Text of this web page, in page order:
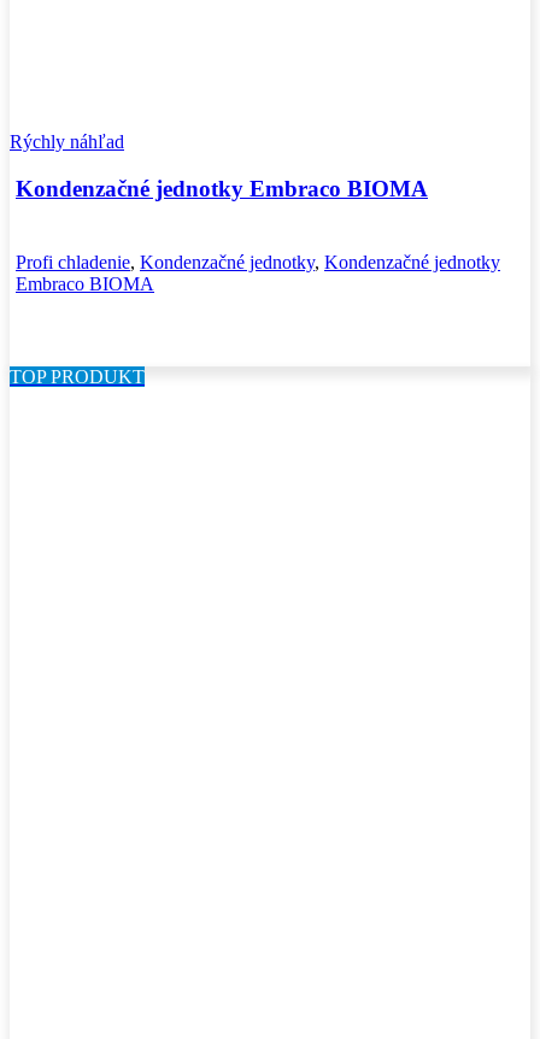
Rýchly náhľad
Kondenzačné jednotky Embraco BIOMA
Profi chladenie, Kondenzačné jednotky, Kondenzačné jednotky
Embraco BIOMA
TOP PRODUKT